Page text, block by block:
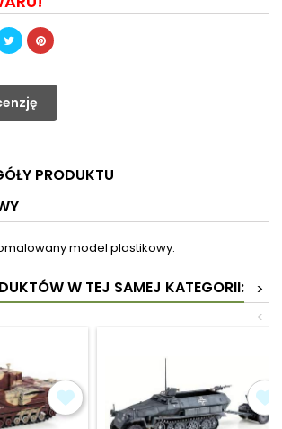
PRODUKTU
model plastikowy.
W TEJ SAMEJ KATEGORII:
>
<